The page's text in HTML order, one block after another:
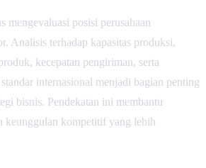
mengevaluasi posisi perusahaan
Analisis terhadap kapasitas produksi,
kecepatan pengiriman, serta
internasional menjadi bagian penting
bisnis. Pendekatan ini membantu
keunggulan kompetitif yang lebih